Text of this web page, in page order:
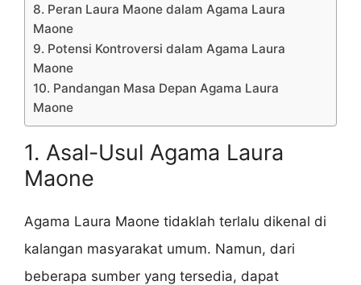
8. Peran Laura Maone dalam Agama Laura
Maone
9. Potensi Kontroversi dalam Agama Laura
Maone
10. Pandangan Masa Depan Agama Laura
Maone
1. Asal-Usul Agama Laura
Maone
Agama Laura Maone tidaklah terlalu dikenal di
kalangan masyarakat umum. Namun, dari
beberapa sumber yang tersedia, dapat